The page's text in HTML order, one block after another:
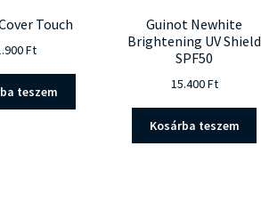
Touch
Ft
teszem
Guinot Newhite
Brightening UV Shield
SPF50
15.400Ft
Kosárba teszem